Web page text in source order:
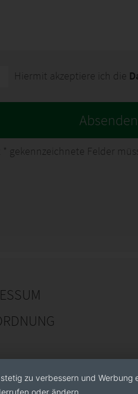
Hiermit akzeptiere ich die
Absenden
* gekennzeichnete Felder
zu verbessern und
oder ändern.